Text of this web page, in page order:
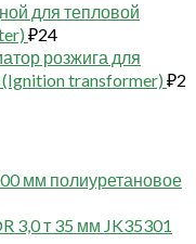
для тепловой
₽24
розжига для
transformer) ₽2
мм полиуретановое
3,0 т 35 мм JK35301